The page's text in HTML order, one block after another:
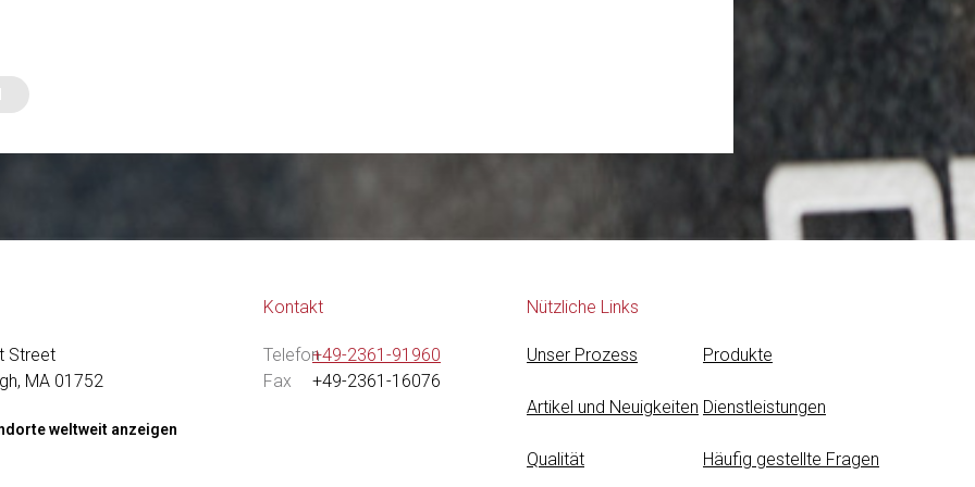
Street
MA 01752
weltweit anzeigen
Kontakt
Telefon+49-2361-91960
Fax
+49-2361-16076
Nützliche Links
Unser Prozess
Artikel und Neuigkeiten
Qualität
Produkte
Dienstleistungen
Häufig gestellte Fragen